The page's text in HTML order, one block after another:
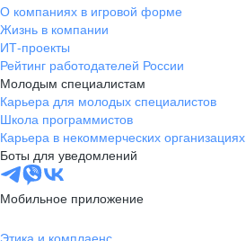
О компаниях в игровой форме
Жизнь в компании
ИТ-проекты
Рейтинг работодателей России
Молодым специалистам
Карьера для молодых специалистов
Школа программистов
Карьера в некоммерческих организациях
Боты для уведомлений
Мобильное приложение